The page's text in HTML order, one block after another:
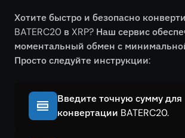
Хотите быстро и безопасно
BATERC20 в XRP? Наш сервис
моментальный обмен с
Просто следуйте инструкции:
Введите точную сумму для
конвертации BATERC20.